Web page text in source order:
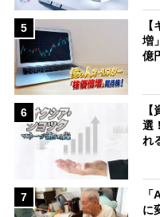
5
増
億
6
選
れ
7
に